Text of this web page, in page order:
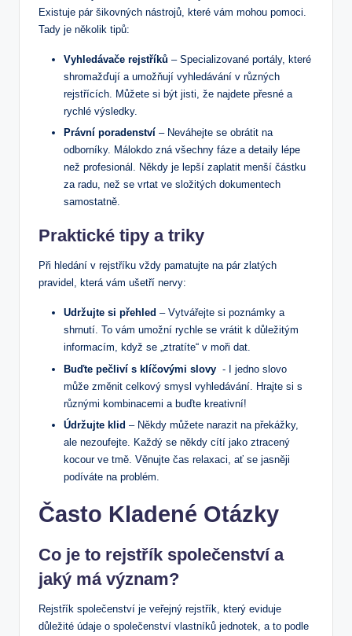
Existuje⁤ pár šikovných nástrojů, které vám mohou pomoci.
Tady je ‌několik ‍tipů:
Vyhledávače rejstříků – Specializované portály, které
shromažďují a ​umožňují vyhledávání v různých
rejstřících. Můžete si být jisti, že najdete přesné a
rychlé výsledky.
Právní ⁣poradenství – Neváhejte se obrátit na
odborníky. ⁤Málokdo zná všechny fáze⁢ a detaily lépe
než ‌profesionál. ⁢Někdy ​je lepší zaplatit menší⁤ částku
za radu, než se‌ vrtat ‍ve složitých dokumentech
samostatně.
Praktické tipy a triky
Při hledání v rejstříku vždy pamatujte na pár⁢ zlatých
pravidel, která‍ vám ušetří ⁤nervy:
Udržujte si​ přehled – Vytvářejte si ⁤poznámky⁣ a
shrnutí. To vám umožní rychle se⁣ vrátit k důležitým
informacím, když se⁣ „ztratíte“ v ‌moři dat.
Buďte⁢ pečliví s klíčovými slovy ‌ -⁢ I jedno slovo
může změnit celkový smysl‍ vyhledávání. Hrajte si s
různými kombinacemi a buďte kreativní!
Údržujte klid – Někdy můžete⁤ narazit na překážky,
ale‌ nezoufejte.​ Každý se někdy⁣ cítí jako‌ ztracený
kocour ve tmě. Věnujte čas relaxaci, ať se jasněji​
podíváte ⁢na‍ problém.
Často ⁣Kladené Otázky
Co je to‌ rejstřík společenství a
jaký má význam?
Rejstřík⁢ společenství je veřejný rejstřík, který eviduje
důležité údaje‌ o společenství vlastníků jednotek, a⁤ to​ podle